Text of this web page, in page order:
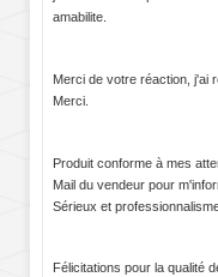
amabilite.
Merci de votre réaction, j'ai
Merci.
Produit conforme à mes
Mail du vendeur pour
Sérieux et
Félicitations pour la qualité